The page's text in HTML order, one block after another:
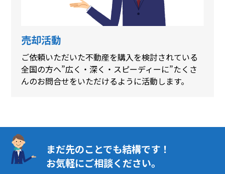
売却活動
ご依頼いただいた不動産を購入を検討されている
全国の方へ”広く・深く・スピーディーに”たくさ
んのお問合せをいただけるように活動します。
まだ先のことでも結構です！
お気軽にご相談ください。